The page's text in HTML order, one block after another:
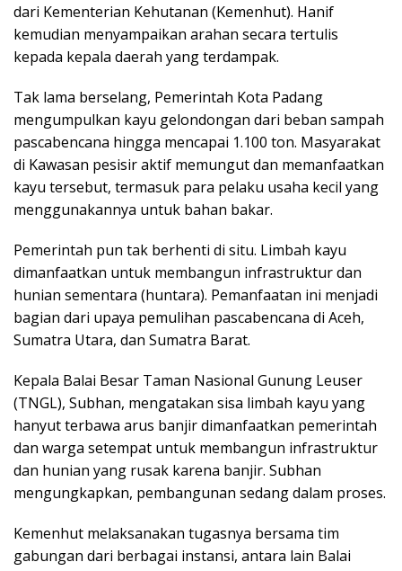
dari Kementerian Kehutanan (Kemenhut). Hanif
kemudian menyampaikan arahan secara tertulis
kepada kepala daerah yang terdampak.
Tak lama berselang, Pemerintah Kota Padang
mengumpulkan kayu gelondongan dari beban sampah
pascabencana hingga mencapai 1.100 ton. Masyarakat
di Kawasan pesisir aktif memungut dan memanfaatkan
kayu tersebut, termasuk para pelaku usaha kecil yang
menggunakannya untuk bahan bakar.
Pemerintah pun tak berhenti di situ. Limbah kayu
dimanfaatkan untuk membangun infrastruktur dan
hunian sementara (huntara). Pemanfaatan ini menjadi
bagian dari upaya pemulihan pascabencana di Aceh,
Sumatra Utara, dan Sumatra Barat.
Kepala Balai Besar Taman Nasional Gunung Leuser
(TNGL), Subhan, mengatakan sisa limbah kayu yang
hanyut terbawa arus banjir dimanfaatkan pemerintah
dan warga setempat untuk membangun infrastruktur
dan hunian yang rusak karena banjir. Subhan
mengungkapkan, pembangunan sedang dalam proses.
Kemenhut melaksanakan tugasnya bersama tim
gabungan dari berbagai instansi, antara lain Balai